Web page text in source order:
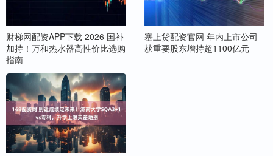
财梯网配资APP下载 2026 国补
加持！万和热水器高性价比选购
指南
塞上贷配资官网 年内上市公司
获重要股东增持超1100亿元